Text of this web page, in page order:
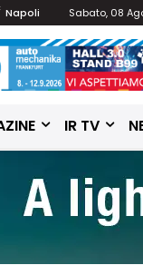
Napoli Sabato, 08
IR TV